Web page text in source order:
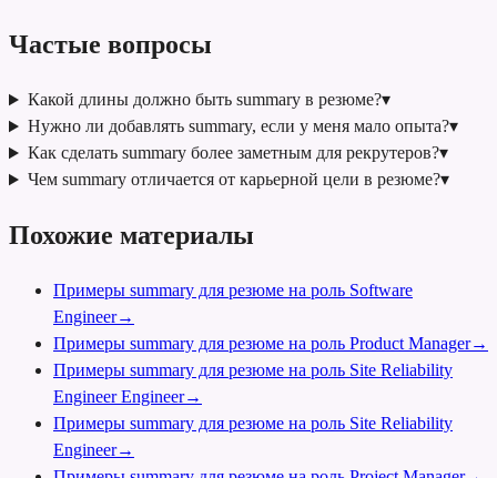
Частые вопросы
Какой длины должно быть summary в резюме?▾
Нужно ли добавлять summary, если у меня мало опыта?▾
Как сделать summary более заметным для рекрутеров?▾
Чем summary отличается от карьерной цели в резюме?▾
Похожие материалы
Примеры summary для резюме на роль Software
Engineer→
Примеры summary для резюме на роль Product Manager→
Примеры summary для резюме на роль Site Reliability
Engineer Engineer→
Примеры summary для резюме на роль Site Reliability
Engineer→